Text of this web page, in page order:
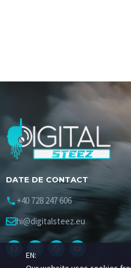
DATE DE CONTACT
+40 728 247 606
hi@digitalsteez.eu
EN: